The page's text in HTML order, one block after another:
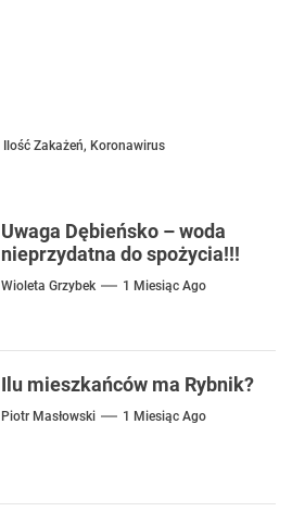
Ilość Zakażeń, Koronawirus
Uwaga Dębieńsko – woda
nieprzydatna do spożycia!!!
Wioleta Grzybek 1 Miesiąc Ago
Ilu mieszkańców ma Rybnik?
Piotr Masłowski 1 Miesiąc Ago